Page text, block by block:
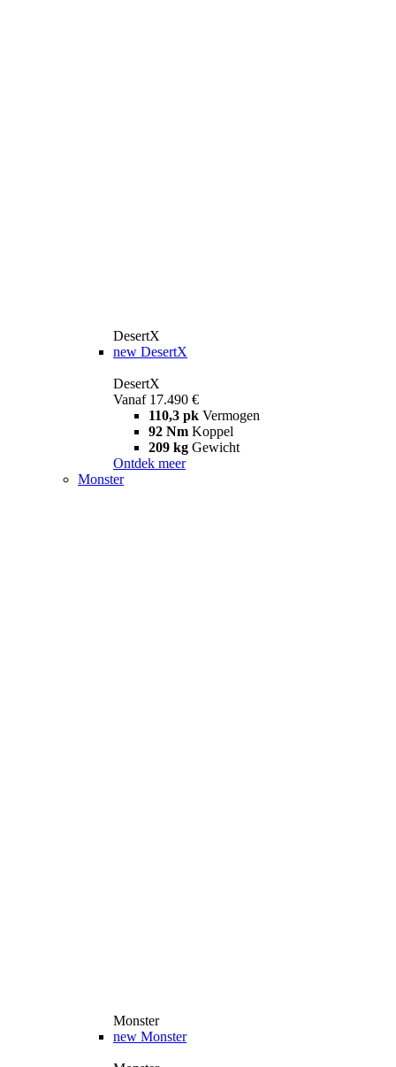
DesertX
new DesertX
DesertX
Vanaf 17.490 €
110,3 pk Vermogen
92 Nm Koppel
209 kg Gewicht
Ontdek meer
Monster
Monster
new Monster